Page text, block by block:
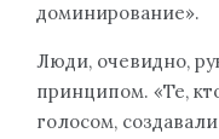
доминирование».
Люди, очевидно,
принципом. «Те,
голосом,